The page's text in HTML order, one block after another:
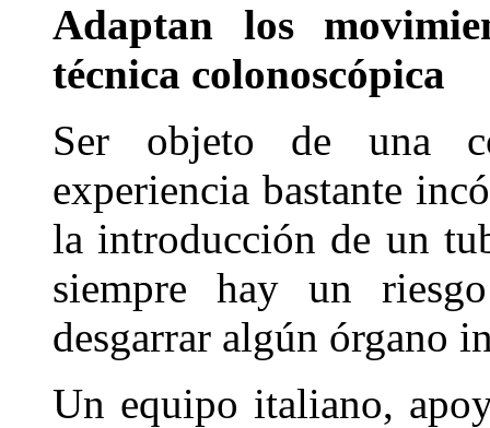
Adaptan los
técnica colonoscópica
Ser objeto de una
experiencia bastante
la introducción de un
siempre hay un
desgarrar algún órgano
Un equipo italiano,